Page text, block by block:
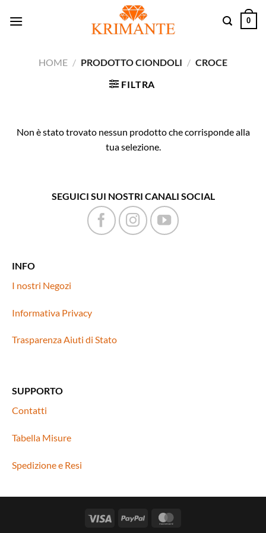
0
HOME / PRODOTTO CIONDOLI / CROCE
FILTRA
Non è stato trovato nessun prodotto che corrisponde alla
tua selezione.
SEGUICI SUI NOSTRI CANALI SOCIAL
INFO
I nostri Negozi
Informativa Privacy
Trasparenza Aiuti di Stato
SUPPORTO
Contatti
Tabella Misure
Spedizione e Resi